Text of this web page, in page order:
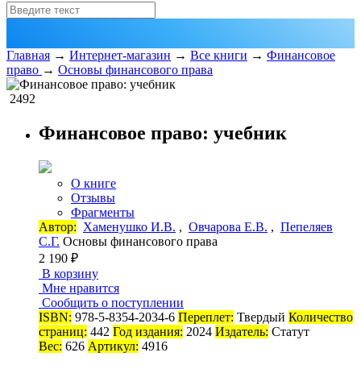
Главная → Интернет-магазин → Все книги → Финансовое
право → Основы финансового права
2492
Финансовое право: учебник
О книге
Отзывы
Фрагменты
Автор: Хаменушко И.В. , Овчарова Е.В. , Пепеляев
С.Г. Основы финансового права
2 190 ₽
В корзину
Мне нравится
Сообщить о поступлении
ISBN: 978-5-8354-2034-6 Переплет: Твердый Количество
страниц: 442 Год издания: 2024 Издатель: Статут
Вес: 626 Артикул: 4916